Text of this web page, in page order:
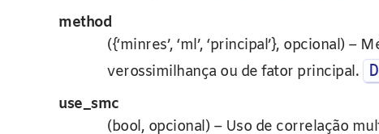
method
({‘minres’, ‘ml’, ‘principal’}, opcional)
verossimilhança ou de fator principal.
use_smc
(bool, opcional) – Uso de correlação